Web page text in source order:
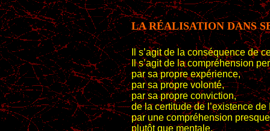
LA RÉALISATION DANS
Il s’agit de la conséquence de
Il s’agit de la compréhension
par sa propre expérience,
par sa propre volonté,
par sa propre conviction,
de la certitude de l’existence de
par une compréhension
plutôt que mentale,